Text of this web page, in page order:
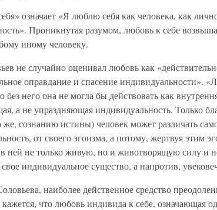
означает «Я люблю себя как человека, как
Проникнутая разумом, любовь к себе
иному человеку.
не случайно оценивал любовь как
оправдание и спасение индивидуальности».
без него она не могла бы действовать как
а не упраздняющая индивидуальность. Только
же, сознанию истины) человек может различать
от своего эгоизма, а потому, жертвуя этим
ней не только живую, но и животворящую силу и
индивидуальное существо, а напротив,
наиболее действенное средство
что любовь индивида к себе, означающая